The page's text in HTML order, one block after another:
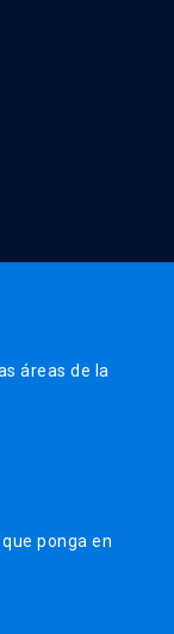
áreas de la
ponga en